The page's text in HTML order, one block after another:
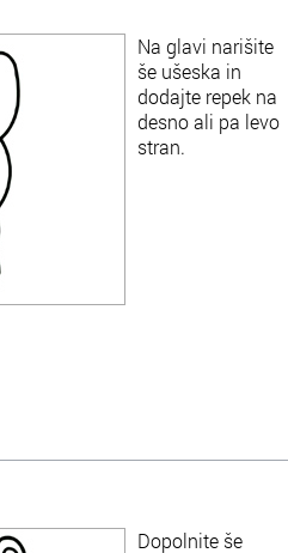
Na glavi narišite
še ušeska in
dodajte repek na
desno ali pa levo
stran.
Dopolnite še